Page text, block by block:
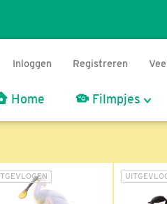
Inloggen Registreren
Home Filmpjes